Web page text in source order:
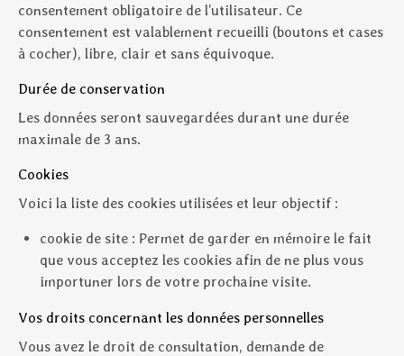
consentement obligatoire de l’utilisateur. Ce
consentement est valablement recueilli (boutons et cases
à cocher), libre, clair et sans équivoque.
Durée de conservation
Les données seront sauvegardées durant une durée
maximale de 3 ans.
Cookies
Voici la liste des cookies utilisées et leur objectif :
cookie de site : Permet de garder en mémoire le fait
que vous acceptez les cookies afin de ne plus vous
importuner lors de votre prochaine visite.
Vos droits concernant les données personnelles
Vous avez le droit de consultation, demande de